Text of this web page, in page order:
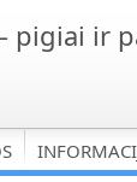
pigiai ir